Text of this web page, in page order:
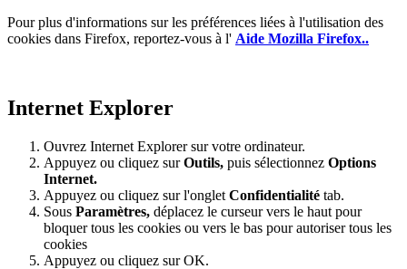
Pour plus d'informations sur les préférences liées à l'utilisation des
cookies dans Firefox, reportez-vous à l' Aide Mozilla Firefox..
Internet Explorer
Ouvrez Internet Explorer sur votre ordinateur.
Appuyez ou cliquez surOutils, puis sélectionnez Options
Internet.
Appuyez ou cliquez sur l'onglet Confidentialité tab.
Sous Paramètres, déplacez le curseur vers le haut pour
bloquer tous les cookies ou vers le bas pour autoriser tous les
cookies
Appuyez ou cliquez sur OK.